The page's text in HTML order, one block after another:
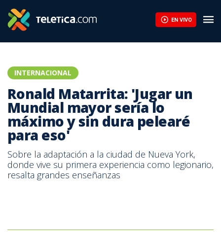
EN VIVO
INTERNACIONAL
Ronald Matarrita: 'Jugar un
Mundial mayor sería lo
máximo y sin dura pelearé
para eso'
Sobre la adaptación a la ciudad de Nueva York,
donde vive su primera experiencia como legionario,
resalta grandes enseñanzas